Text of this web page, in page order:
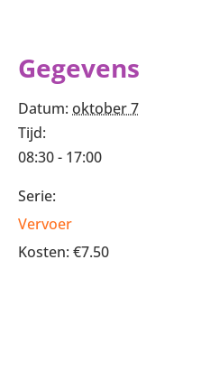
Gegevens
Datum: oktober 7
Tijd:
08:30 - 17:00
Serie:
Vervoer
Kosten: €7.50